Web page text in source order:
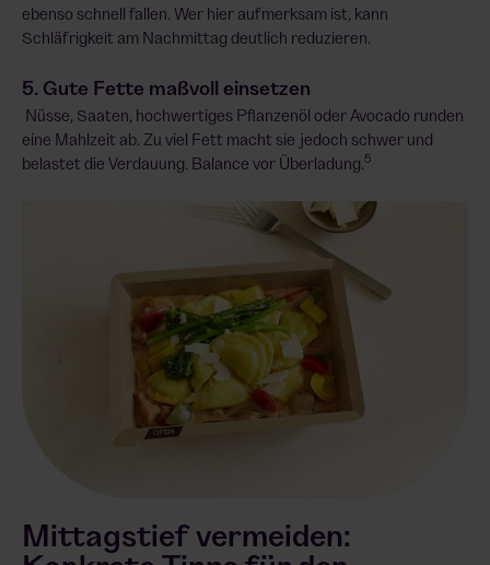
ebenso schnell fallen. Wer hier aufmerksam ist, kann
Schläfrigkeit am Nachmittag deutlich reduzieren.
5. Gute Fette maßvoll einsetzen
Nüsse, Saaten, hochwertiges Pflanzenöl oder Avocado runden
eine Mahlzeit ab. Zu viel Fett macht sie jedoch schwer und
belastet die Verdauung. Balance vor Überladung.5
Mittagstief vermeiden: